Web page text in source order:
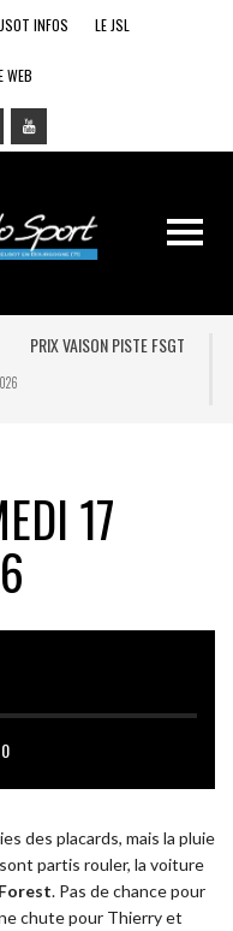
INFOS LE JSL
WEB
PRIX VAISON PISTE FSGT
17
0
des placards, mais la pluie
partis rouler, la voiture
. Pas de chance pour
chute pour Thierry et